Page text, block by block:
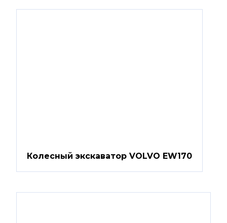
Колесный экскаватор VOLVO EW170